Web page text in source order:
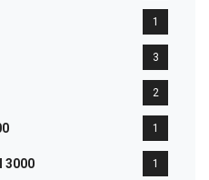
1
3
2
1
3000 1